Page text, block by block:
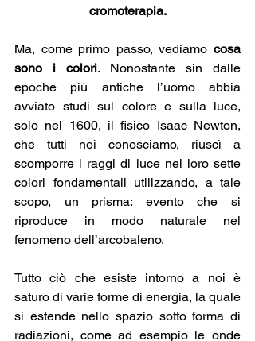
cromoterapia.
Ma, come primo passo, vediamo cosa
sono i colori. Nonostante sin dalle
epoche più antiche l’uomo abbia
avviato studi sul colore e sulla luce,
solo nel 1600, il fisico Isaac Newton,
che tutti noi conosciamo, riuscì a
scomporre i raggi di luce nei loro sette
colori fondamentali utilizzando, a tale
scopo, un prisma: evento che si
riproduce in modo naturale nel
fenomeno dell’arcobaleno.
Tutto ciò che esiste intorno a noi è
saturo di varie forme di energia, la quale
si estende nello spazio sotto forma di
radiazioni, come ad esempio le onde